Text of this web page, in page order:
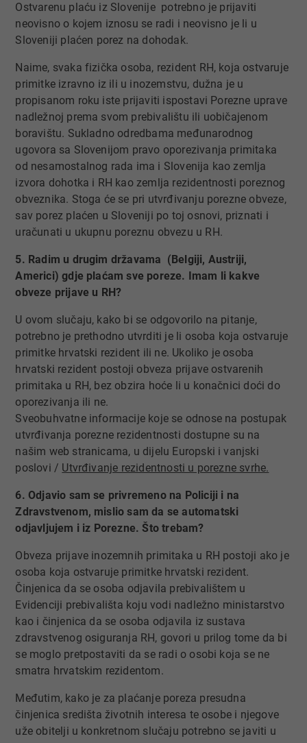
Ostvarenu plaću iz Slovenije potrebno je prijaviti
neovisno o kojem iznosu se radi i neovisno je li u
Sloveniji plaćen porez na dohodak.
Naime, svaka fizička osoba, rezident RH, koja ostvaruje
primitke izravno iz ili u inozemstvu, dužna je u
propisanom roku iste prijaviti ispostavi Porezne uprave
nadležnoj prema svom prebivalištu ili uobičajenom
boravištu. Sukladno odredbama međunarodnog
ugovora sa Slovenijom pravo oporezivanja primitaka
od nesamostalnog rada ima i Slovenija kao zemlja
izvora dohotka i RH kao zemlja rezidentnosti poreznog
obveznika. Stoga će se pri utvrđivanju porezne obveze,
sav porez plaćen u Sloveniji po toj osnovi, priznati i
uračunati u ukupnu poreznu obvezu u RH.
5. Radim u drugim državama (Belgiji, Austriji,
Americi) gdje plaćam sve poreze. Imam li kakve
obveze prijave u RH?
U ovom slučaju, kako bi se odgovorilo na pitanje,
potrebno je prethodno utvrditi je li osoba koja ostvaruje
primitke hrvatski rezident ili ne. Ukoliko je osoba
hrvatski rezident postoji obveza prijave ostvarenih
primitaka u RH, bez obzira hoće li u konačnici doći do
oporezivanja ili ne.
Sveobuhvatne informacije koje se odnose na postupak
utvrđ​ivanja porezne rezidentnosti​ ​dostupne su na
našim web stranicama, u dijelu Europski i vanjski
poslovi / Utvrđivanje rezidentnosti u porezne svrhe.
6. Odjavio sam se privremeno na Policiji i na
Zdravstvenom, mislio sam da se automatski
odjavljujem i iz Porezne. Što trebam?
Obveza prijave inozemnih primitaka u RH postoji ako je
osoba koja ostvaruje primitke hrvatski rezident.
Činjenica da se osoba odjavila prebivalištem u
Evidenciji prebivališta koju vodi nadležno ministarstvo
kao i činjenica da se osoba odjavila iz sustava
zdravstvenog osiguranja RH, govori u prilog tome da bi
se moglo pretpostaviti da se radi o osobi koja se ne
smatra hrvatskim rezidentom.
Međutim, kako je za plaćanje poreza presudna
činjenica središta životnih interesa te osobe i njegove
uže obitelji u konkretnom slučaju potrebno se javiti u